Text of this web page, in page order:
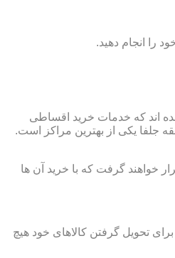
را انجام دهید.
اند که خدمات خرید اقساطی
جلفا یکی از بهترین مراکز است.
خواهند گرفت که با خرید آن ها
تحویل گرفتن کالاهای خود هیچ